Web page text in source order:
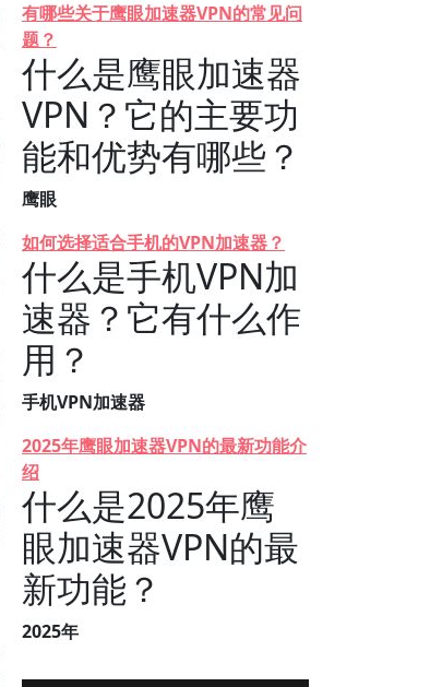
有哪些关于鹰眼加速器VPN的常见问
题？
什么是鹰眼加速器
VPN？它的主要功
能和优势有哪些？
鹰眼
如何选择适合手机的VPN加速器？
什么是手机VPN加
速器？它有什么作
用？
手机VPN加速器
2025年鹰眼加速器VPN的最新功能介
绍
什么是2025年鹰
眼加速器VPN的最
新功能？
2025年